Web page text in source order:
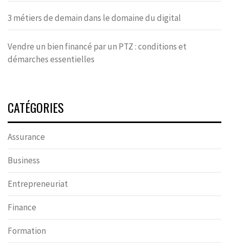
3 métiers de demain dans le domaine du digital
Vendre un bien financé par un PTZ : conditions et
démarches essentielles
CATÉGORIES
Assurance
Business
Entrepreneuriat
Finance
Formation